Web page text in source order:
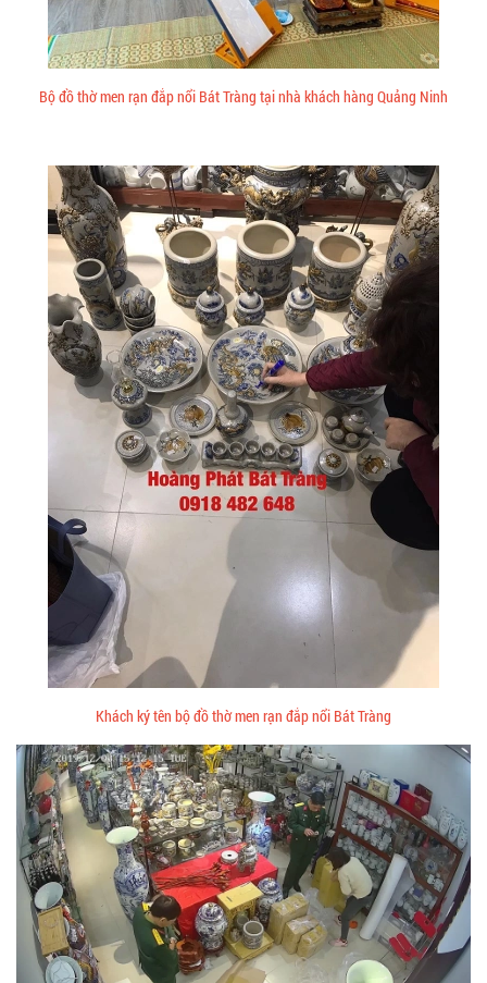
Bộ đồ thờ men rạn đắp nổi Bát Tràng tại nhà khách hàng Quảng Ninh
Khách ký tên bộ đồ thờ men rạn đắp nổi Bát Tràng